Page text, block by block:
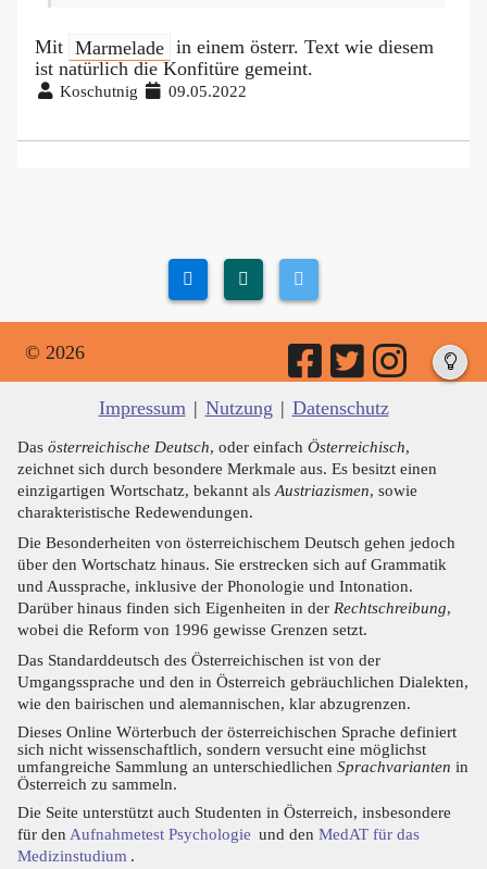
Mit Marmelade in einem österr. Text wie diesem
ist natürlich die Konfitüre gemeint.
Koschutnig 09.05.2022
© 2026
Impressum | Nutzung | Datenschutz
Das österreichische Deutsch, oder einfach Österreichisch,
zeichnet sich durch besondere Merkmale aus. Es besitzt einen
einzigartigen Wortschatz, bekannt als Austriazismen, sowie
charakteristische Redewendungen.
Die Besonderheiten von österreichischem Deutsch gehen jedoch
über den Wortschatz hinaus. Sie erstrecken sich auf Grammatik
und Aussprache, inklusive der Phonologie und Intonation.
Darüber hinaus finden sich Eigenheiten in der Rechtschreibung,
wobei die Reform von 1996 gewisse Grenzen setzt.
Das Standarddeutsch des Österreichischen ist von der
Umgangssprache und den in Österreich gebräuchlichen Dialekten,
wie den bairischen und alemannischen, klar abzugrenzen.
Dieses Online Wörterbuch der österreichischen Sprache definiert
sich nicht wissenschaftlich, sondern versucht eine möglichst
umfangreiche Sammlung an unterschiedlichen Sprachvarianten in
Österreich zu sammeln.
Die Seite unterstützt auch Studenten in Österreich, insbesondere
für den Aufnahmetest Psychologie und den MedAT für das
Medizinstudium .